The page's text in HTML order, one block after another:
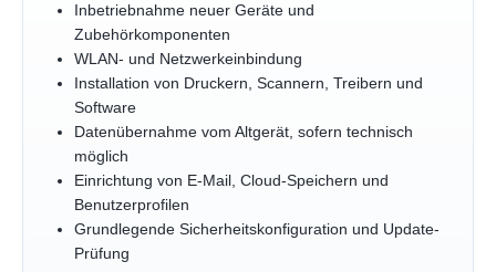
Inbetriebnahme neuer Geräte und
Zubehörkomponenten
WLAN- und Netzwerkeinbindung
Installation von Druckern, Scannern, Treibern und
Software
Datenübernahme vom Altgerät, sofern technisch
möglich
Einrichtung von E-Mail, Cloud-Speichern und
Benutzerprofilen
Grundlegende Sicherheitskonfiguration und Update-
Prüfung